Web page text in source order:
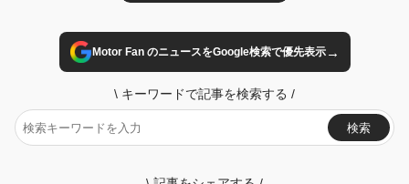
Motor Fan のニュースをGoogle検索で優先表示→
\ キーワードで記事を検索する /
検索